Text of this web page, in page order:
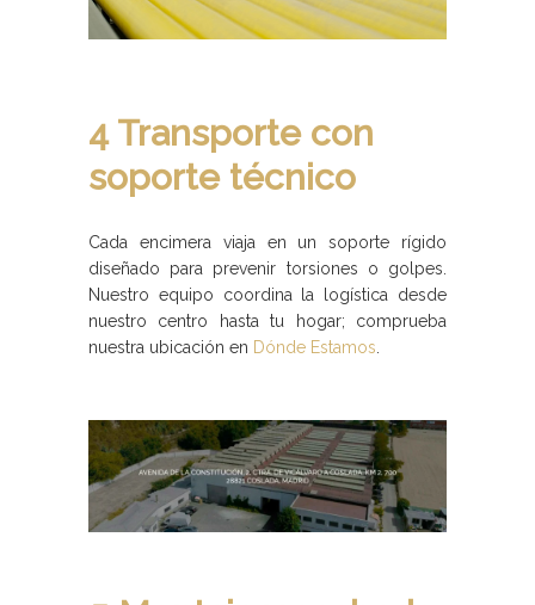
4 Transporte con
soporte técnico
Cada encimera viaja en un soporte rígido
diseñado para prevenir torsiones o golpes.
Nuestro equipo coordina la logística desde
nuestro centro hasta tu hogar; comprueba
nuestra ubicación en Dónde Estamos